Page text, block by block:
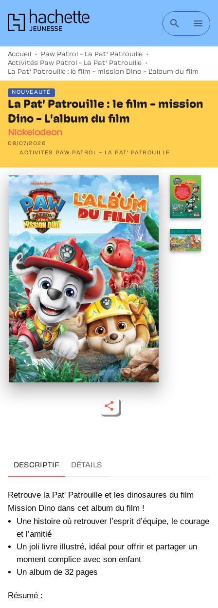
MENU RECHERCHE CONTENU
search menu
Accueil • Paw Patrol - La Pat' Patrouille
•
Activités Paw Patrol - La Pat' Patrouille
•
La Pat' Patrouille : le film - mission Dino - L'album du film
NOUVEAUTÉ
La Pat' Patrouille : le film - mission
Dino - L'album du film
Nickelodeon
08/07/2026
ACTIVITÉS PAW PATROL - LA PAT' PATROUILLE
DESCRIPTIF DÉTAILS
Retrouve la Pat' Patrouille et les dinosaures du film
Mission Dino dans cet album du film !
Une histoire où retrouver l’esprit d’équipe, le courage
et l’amitié
Un joli livre illustré, idéal pour offrir et partager un
moment complice avec son enfant
Un album de 32 pages
Résumé :